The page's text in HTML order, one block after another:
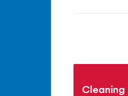
Cleaning